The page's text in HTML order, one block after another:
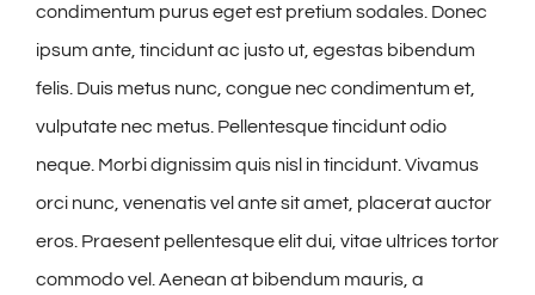
condimentum purus eget est pretium sodales. Donec
ipsum ante, tincidunt ac justo ut, egestas bibendum
felis. Duis metus nunc, congue nec condimentum et,
vulputate nec metus. Pellentesque tincidunt odio
neque. Morbi dignissim quis nisl in tincidunt. Vivamus
orci nunc, venenatis vel ante sit amet, placerat auctor
eros. Praesent pellentesque elit dui, vitae ultrices tortor
commodo vel. Aenean at bibendum mauris, a